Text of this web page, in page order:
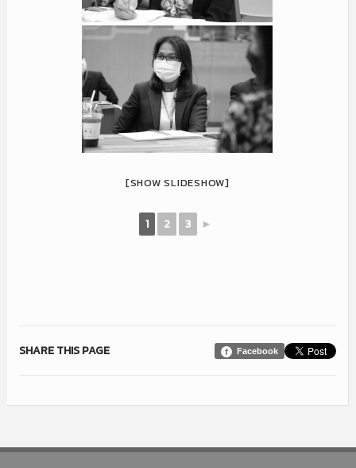
[SHOW SLIDESHOW]
1 2 3 ►
Facebook
SHARE THIS PAGE